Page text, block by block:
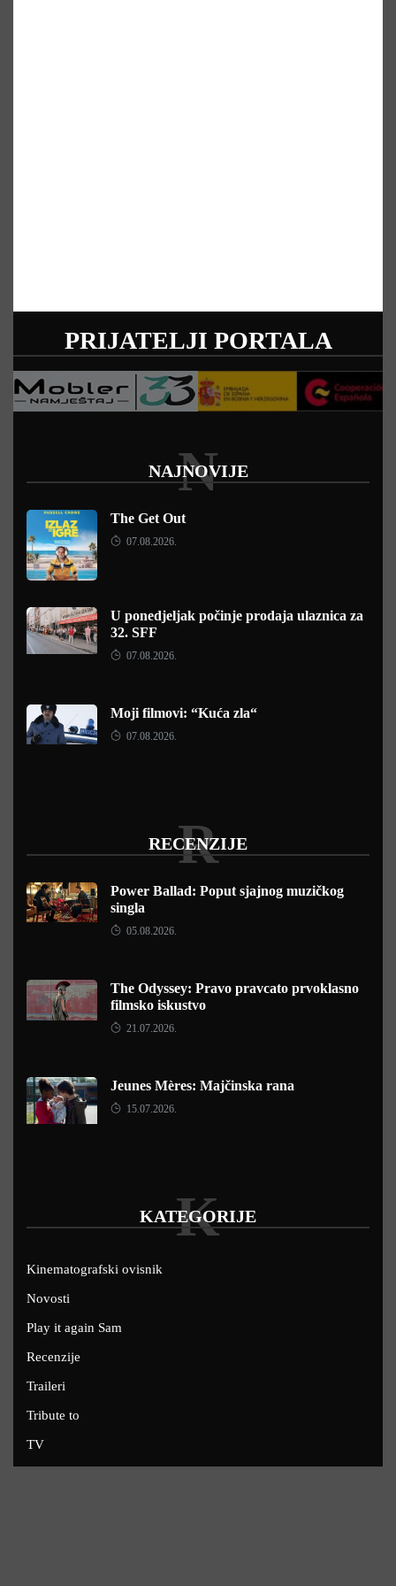
PRIJATELJI PORTALA
NAJNOVIJE
N
The Get Out
07.08.2026.
U ponedjeljak počinje prodaja ulaznica za
32. SFF
07.08.2026.
Moji filmovi: “Kuća zla“
07.08.2026.
RECENZIJE
R
Power Ballad: Poput sjajnog muzičkog
singla
05.08.2026.
The Odyssey: Pravo pravcato prvoklasno
filmsko iskustvo
21.07.2026.
Jeunes Mères: Majčinska rana
15.07.2026.
KATEGORIJE
K
Kinematografski ovisnik
Novosti
Play it again Sam
Recenzije
Traileri
Tribute to
TV